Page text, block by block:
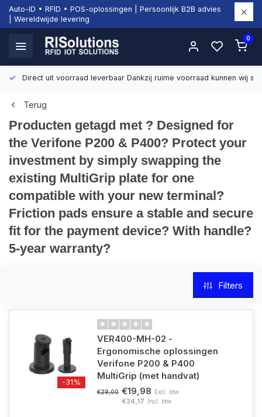
Auto-ID • RFID • POS-oplossingen | Persoonlijk B2B advies
| Wereldwijde levering
0
Direct uit voorraad leverbaar Dankzij ruime voorraad kunnen wij
Terug
Producten getagd met ? Designed for
the Verifone P200 & P400? Protect your
investment by simply swapping the
existing MultiGrip plate for one
compatible with your new terminal?
Friction pads ensure a stable and secure
fit for the payment device? With handle?
5-year warranty?
Filters
-31%
VER400-MH-02 -
Ergonomische oplossingen
Verifone P200 & P400
MultiGrip (met handvat)
€29,00 €19,98 Excl. btw
€24,17 Incl. btw